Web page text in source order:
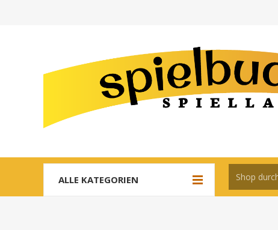
ALLE KATEGORIEN